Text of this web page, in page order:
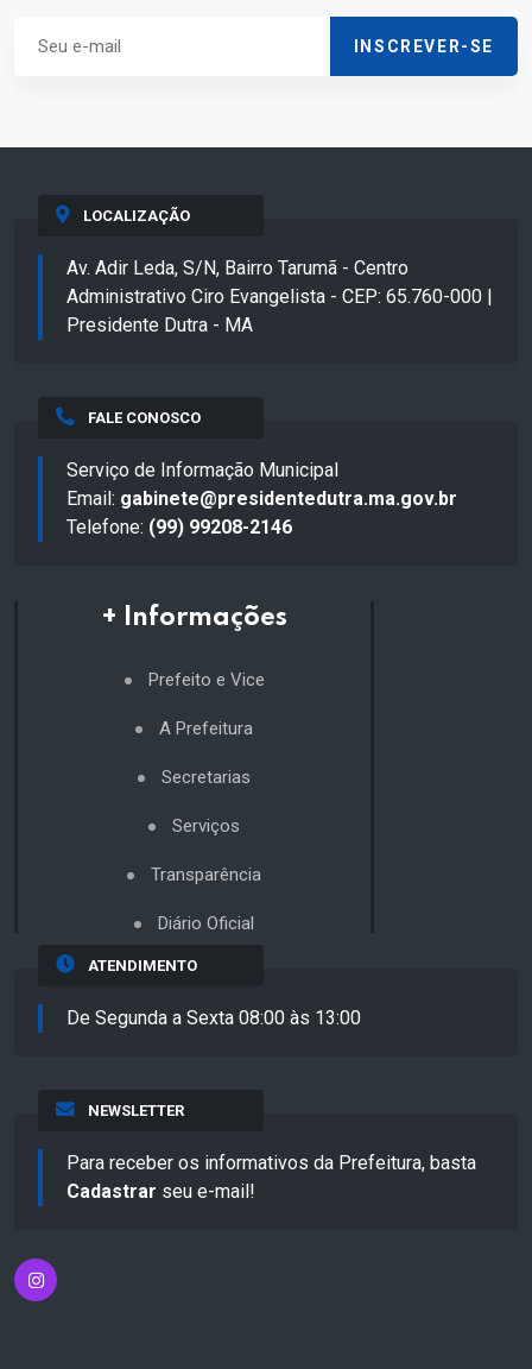
INSCREVER-SE
LOCALIZAÇÃO
Av. Adir Leda, S/N, Bairro Tarumã - Centro
Administrativo Ciro Evangelista - CEP: 65.760-000 |
Presidente Dutra - MA
FALE CONOSCO
Serviço de Informação Municipal
Email: gabinete@presidentedutra.ma.gov.br
Telefone: (99) 99208-2146
+ Informações
Prefeito e Vice
A Prefeitura
Secretarias
Serviços
Transparência
Diário Oficial
ATENDIMENTO
De Segunda a Sexta 08:00 às 13:00
NEWSLETTER
Para receber os informativos da Prefeitura, basta
Cadastrar seu e-mail!